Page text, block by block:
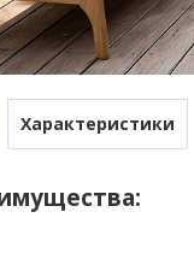
Характеристики